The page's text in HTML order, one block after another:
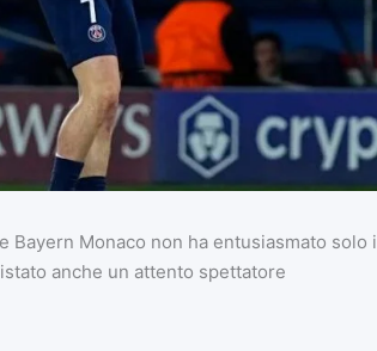
Bayern Monaco non ha entusiasmato solo i
anche un attento spettatore